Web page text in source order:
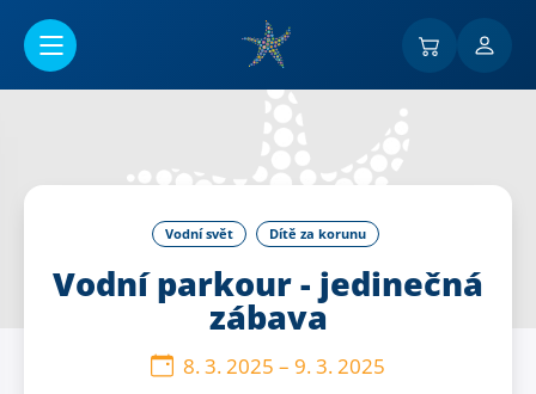
Vodní svět Dítě za korunu
Vodní parkour - jedinečná
zábava
8. 3. 2025 – 9. 3. 2025